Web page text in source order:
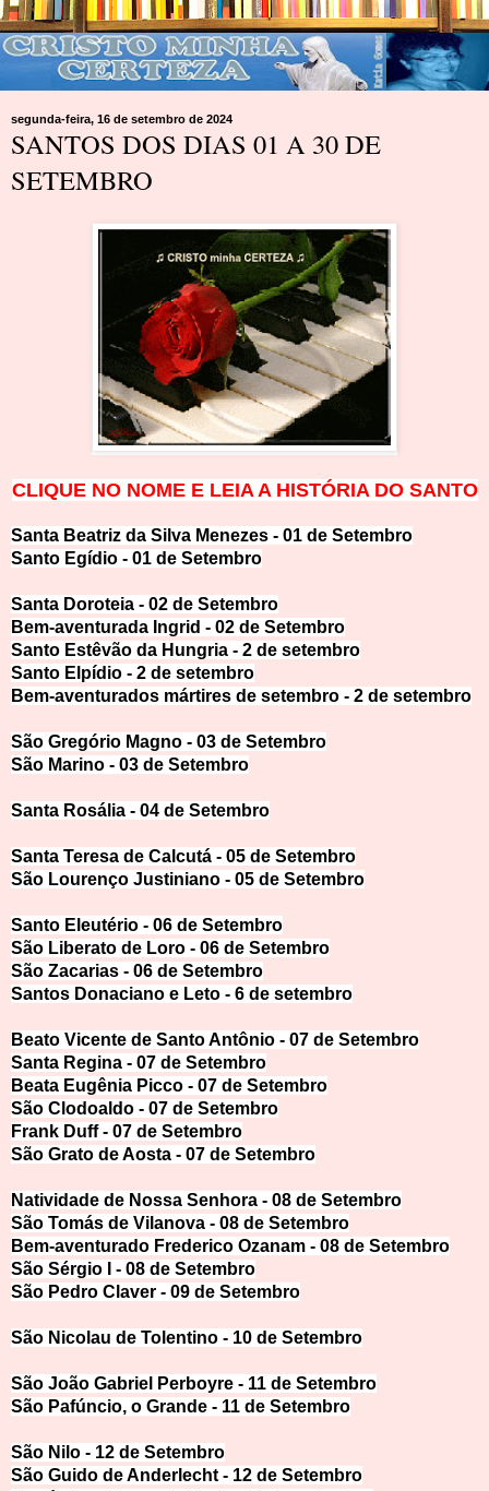
segunda-feira, 16 de setembro de 2024
SANTOS DOS DIAS 01 A 30 DE
SETEMBRO
CLIQUE NO NOME E LEIA A HISTÓRIA DO SANTO
Santa Beatriz da Silva Menezes - 01 de Setembro
Santo Egídio - 01 de Setembro
Santa Doroteia - 02 de Setembro
Bem-aventurada Ingrid - 02 de Setembro
Santo Estêvão da Hungria - 2 de setembro
Santo Elpídio - 2 de setembro
Bem-aventurados mártires de setembro - 2 de setembro
São Gregório Magno - 03 de Setembro
São Marino - 03 de Setembro
Santa Rosália - 04 de Setembro
Santa Teresa de Calcutá - 05 de Setembro
São Lourenço Justiniano - 05 de Setembro
Santo Eleutério - 06 de Setembro
São Liberato de Loro - 06 de Setembro
São Zacarias - 06 de Setembro
Santos Donaciano e Leto - 6 de setembro
Beato Vicente de Santo Antônio - 07 de Setembro
Santa Regina - 07 de Setembro
Beata Eugênia Picco - 07 de Setembro
São Clodoaldo - 07 de Setembro
Frank Duff - 07 de Setembro
São Grato de Aosta - 07 de Setembro
Natividade de Nossa Senhora - 08 de Setembro
São Tomás de Vilanova - 08 de Setembro
Bem-aventurado Frederico Ozanam - 08 de Setembro
São Sérgio I - 08 de Setembro
São Pedro Claver - 09 de Setembro
São Nicolau de Tolentino - 10 de Setembro
São João Gabriel Perboyre - 11 de Setembro
São Pafúncio, o Grande - 11 de Setembro
São Nilo - 12 de Setembro
São Guido de Anderlecht - 12 de Setembro